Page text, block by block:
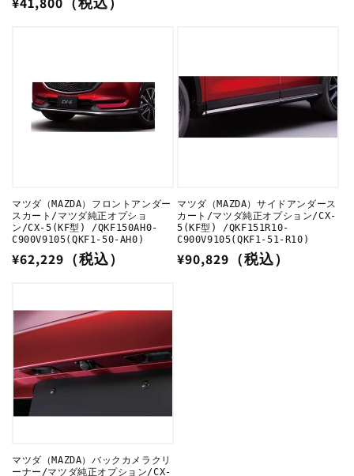
マツダ（MAZDA）フロントアンダー
スカート/マツダ純正オプショ
ン/CX-5(KF型) /QKF150AH0-
C900V9105(QKF1-50-AH0)
通
格
¥62,229（税込）
マツダ（MAZDA）サイドアンダース
カート/マツダ純正オプション/CX-
5(KF型) /QKF151R10-
C900V9105(QKF1-51-R10)
通
¥90,829（税込）
マツダ（MAZDA）バックカメラクリ
ーナー/マツダ純正オプション/CX-